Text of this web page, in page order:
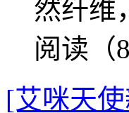
然纤维
阅读（
[艾咪天